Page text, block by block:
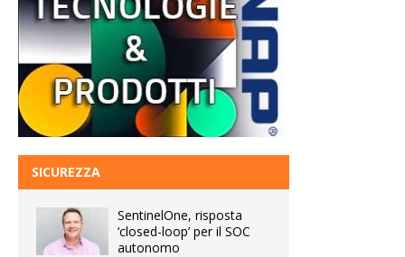
SICUREZZA
SentinelOne, risposta
‘closed-loop’ per il SOC
autonomo